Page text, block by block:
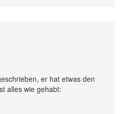
er hat etwas den
alles wie gehabt: